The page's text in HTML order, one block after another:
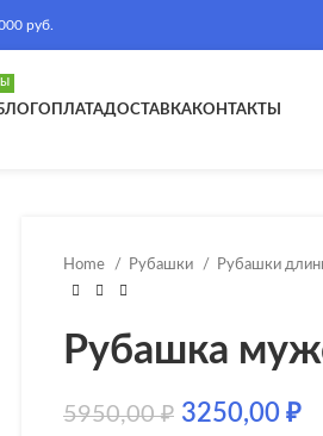
руб.
ОПЛАТАДОСТАВКАКОНТАКТЫ
Home Рубашки Рубашки
Рубашка
5950,00₽ 3250,00 ₽